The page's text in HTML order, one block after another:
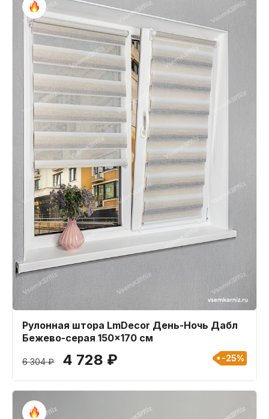
Рулонная штора LmDecor День-Ночь Дабл
Бежево-серая 150x170 см
6 304 ₽ 4 728 ₽ -25%